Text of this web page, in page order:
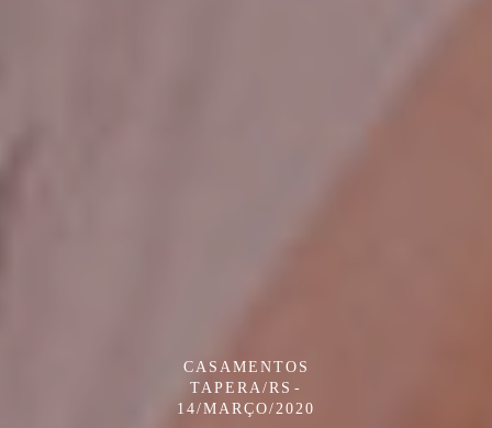
CASAMENTOS
TAPERA/RS
14/MARÇO/2020